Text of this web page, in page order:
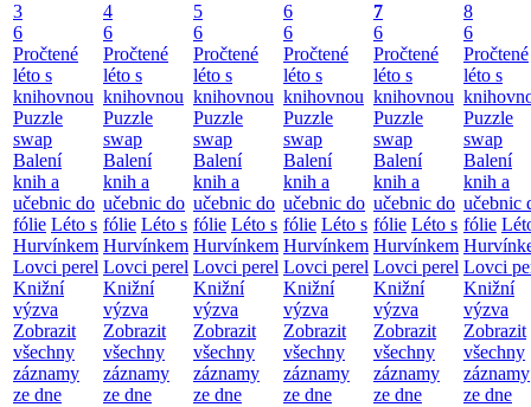
3
6
Pročtené
léto s
knihovnou
Puzzle
swap
Balení
knih a
učebnic do
fólie Léto s
Hurvínkem
Lovci perel
Knižní
výzva
Zobrazit
všechny
záznamy
ze dne
4
6
Pročtené
léto s
knihovnou
Puzzle
swap
Balení
knih a
učebnic do
fólie Léto s
Hurvínkem
Lovci perel
Knižní
výzva
Zobrazit
všechny
záznamy
ze dne
5
6
Pročtené
léto s
knihovnou
Puzzle
swap
Balení
knih a
učebnic do
fólie Léto s
Hurvínkem
Lovci perel
Knižní
výzva
Zobrazit
všechny
záznamy
ze dne
6
6
Pročtené
léto s
knihovnou
Puzzle
swap
Balení
knih a
učebnic do
fólie Léto s
Hurvínkem
Lovci perel
Knižní
výzva
Zobrazit
všechny
záznamy
ze dne
7
6
Pročtené
léto s
knihovnou
Puzzle
swap
Balení
knih a
učebnic do
fólie Léto s
Hurvínkem
Lovci perel
Knižní
výzva
Zobrazit
všechny
záznamy
ze dne
8
6
Pročtené
léto s
Puzzle
swap
Balení
knih a
učebnic
fólie
Lovci
Knižní
výzva
Zobrazit
všechny
záznamy
ze dne